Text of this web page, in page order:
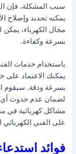
سبب المشكلة، فإن
يمكنه تحديد وإصلاح
مجال الكهرباء،
بسرعة وكفاءة.
باستخدام خدمات
يمكنك الاعتماد على
بسرعة ودقة. سيقوم
لضمان عدم حدوث أي
مشاكل كهربائية في
على الفني الكهربائي
فوائد